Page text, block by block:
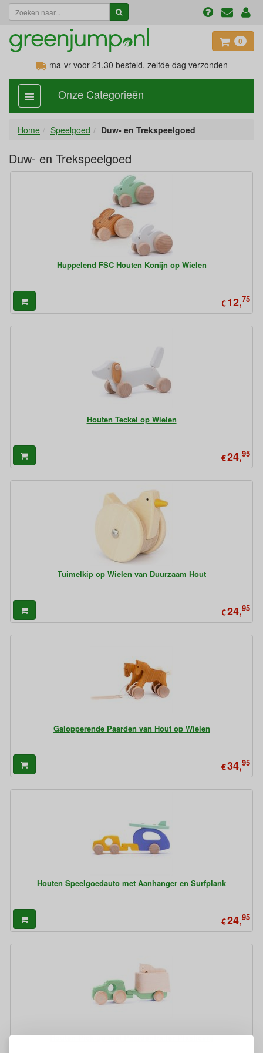
0
ma-vr voor 21.30 besteld, zelfde dag verzonden
categorie
aan,
Onze Categorieën
Home Speelgoed Duw- en Trekspeelgoed
Duw- en Trekspeelgoed
Huppelend FSC Houten Konijn op Wielen
€12,75
Houten Teckel op Wielen
€24,95
Tuimelkip op Wielen van Duurzaam Hout
€24,95
Galopperende Paarden van Hout op Wielen
€34,95
Houten Speelgoedauto met Aanhanger en Surfplank
€24,95
Houten Pick-up met Paardentrailer Plasticvrij